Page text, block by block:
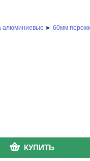
алюминиевые ► 60мм
КУПИТЬ